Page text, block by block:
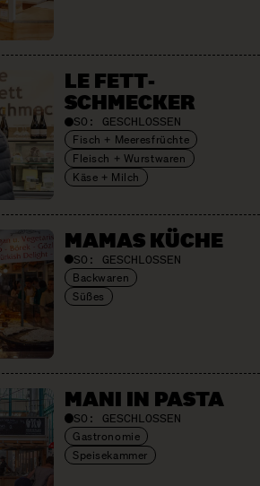
LE FETT­
SCHMECKER
SO: GESCHLOSSEN
Fisch + Meeresfrüchte
Fleisch + Wurstwaren
Käse + Milch
MAMAS KÜCHE
SO: GESCHLOSSEN
Backwaren
Süßes
MANI IN PASTA
SO: GESCHLOSSEN
Gastronomie
Speisekammer